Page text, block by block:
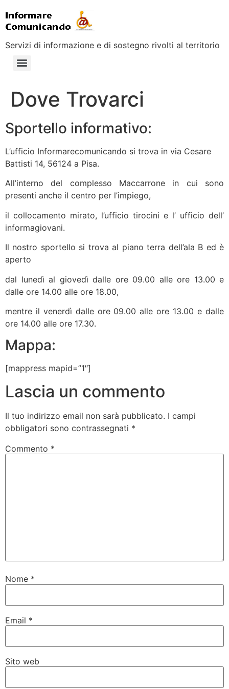
Servizi di informazione e di sostegno rivolti al territorio
Dove Trovarci
Sportello informativo:
L’ufficio Informarecomunicando si trova in via Cesare
Battisti 14, 56124 a Pisa.
All’interno del complesso Maccarrone in cui sono
presenti anche il centro per l’impiego,
il collocamento mirato, l’ufficio tirocini e l’ ufficio dell’
informagiovani.
Il nostro sportello si trova al piano terra dell’ala B ed è
aperto
dal lunedì al giovedì dalle ore 09.00 alle ore 13.00 e
dalle ore 14.00 alle ore 18.00,
mentre il venerdì dalle ore 09.00 alle ore 13.00 e dalle
ore 14.00 alle ore 17.30.
Mappa:
[mappress mapid=”1″]
Lascia un commento
Il tuo indirizzo email non sarà pubblicato. I campi
obbligatori sono contrassegnati *
Commento *
Nome *
Email *
Sito web